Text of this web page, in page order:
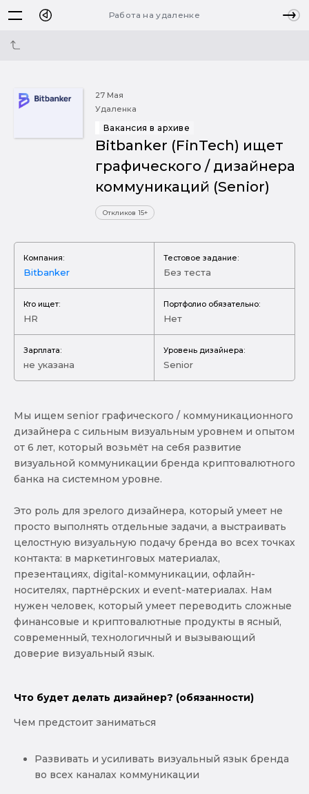
Работа на удаленке
27 Мая
Удаленка
Вакансия в архиве
Bitbanker (FinTech) ищет
графического / дизайнера
коммуникаций (Senior)
Откликов 15+
Компания:
Bitbanker
Тестовое задание:
Без теста
Кто ищет:
HR
Портфолио обязательно:
Нет
Зарплата:
не указана
Уровень дизайнера:
Senior
Мы ищем senior графического / коммуникационного
дизайнера с сильным визуальным уровнем и опытом
от 6 лет, который возьмёт на себя развитие
визуальной коммуникации бренда криптовалютного
банка на системном уровне.
Это роль для зрелого дизайнера, который умеет не
просто выполнять отдельные задачи, а выстраивать
целостную визуальную подачу бренда во всех точках
контакта: в маркетинговых материалах,
презентациях, digital-коммуникации, офлайн-
носителях, партнёрских и event-материалах. Нам
нужен человек, который умеет переводить сложные
финансовые и криптовалютные продукты в ясный,
современный, технологичный и вызывающий
доверие визуальный язык.
Что будет делать дизайнер? (обязанности)
Чем предстоит заниматься
Развивать и усиливать визуальный язык бренда
во всех каналах коммуникации